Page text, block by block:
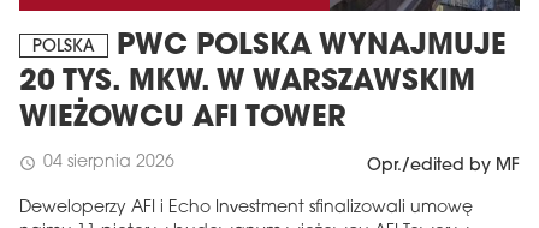
POLSKA
PWC POLSKA WYNAJMUJE
20 TYS. MKW. W WARSZAWSKIM
WIEŻOWCU AFI TOWER
schedule 04 sierpnia 2026 Opr./edited by MF
Deweloperzy AFI i Echo Investment sfinalizowali umowę